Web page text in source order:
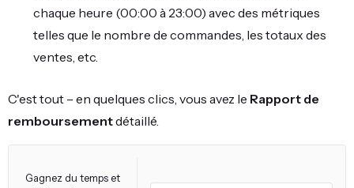
chaque heure (00:00 à 23:00) avec des métriques
telles que le nombre de commandes, les totaux des
ventes, etc.
C'est tout – en quelques clics, vous avez le Rapport de
remboursementdétaillé.
Gagnez du temps et